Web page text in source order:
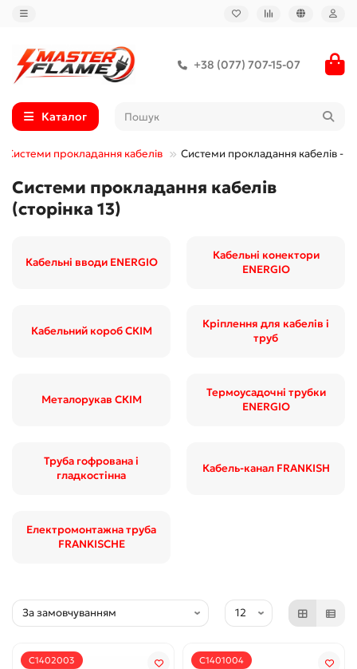
+38 (077) 707-15-07
Каталог
Системи прокладання кабелів Системи прокладання кабелів - 13
Системи прокладання кабелів
(сторінка 13)
Кабельні вводи ENERGIO
Кабельні конектори
ENERGIO
Кабельний короб СКІМ
Кріплення для кабелів і
труб
Металорукав CКІМ
Термоусадочні трубки
ENERGIO
Труба гофрована і
гладкостінна
Кабель-канал FRANKISH
Електромонтажна труба
FRANKISCHE
С1402003 С1401004